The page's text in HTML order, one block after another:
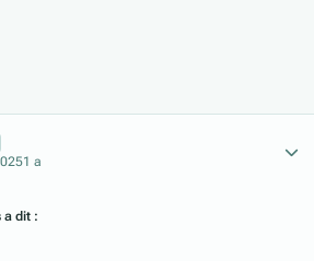
1 a
a dit :